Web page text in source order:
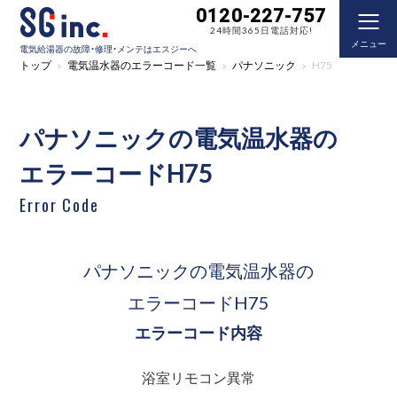
電気給湯器の故障・修理・メンテはエスジーへ
0120-227-757
24時間365日電話対応!
メニュー
トップ 電気温水器のエラーコード一覧 パナソニック H75
パナソニックの電気温水器の
エラーコードH75
Error Code
パナソニックの電気温水器の
エラーコードH75
エラーコード内容
浴室リモコン異常